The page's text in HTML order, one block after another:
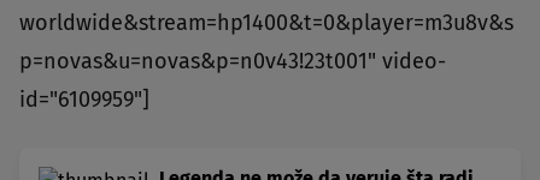
worldwide&stream=hp1400&t=0&player=m3u8v&s
p=novas&u=novas&p=n0v43!23t001" video-
id="6109959"]